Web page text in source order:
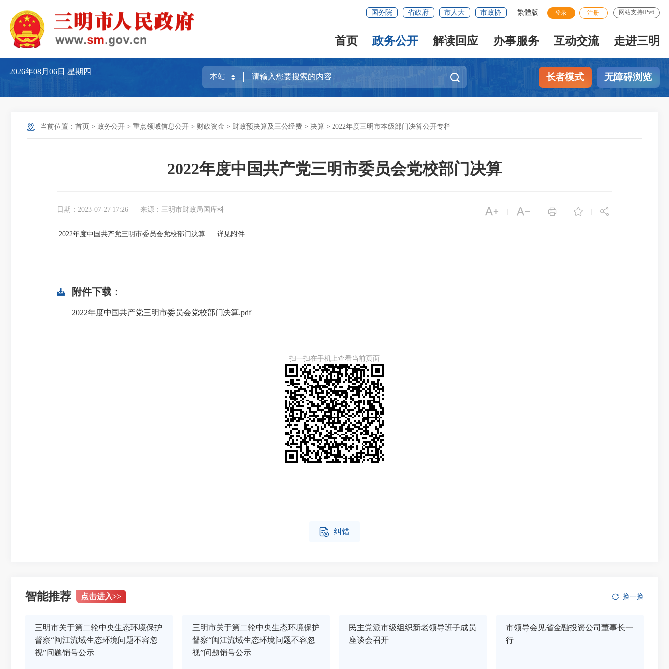
国务院 省政府 市人大 市政协 繁體版 登录 注册 网站支持IPv6
首页 政务公开 解读回应 办事服务 互动交流 走进三明
2026年08月06日星期四
长者模式 无障碍浏览
当前位置： 首页 > 政务公开 > 重点领域信息公开 > 财政资金 > 财政预决算及三公经费 > 决算 > 2022年度三明市本级部门决算公开专栏
2022年度中国共产党三明市委员会党校部门决算
日期：2023-07-27 17:26 来源：三明市财政局国库科     
2022年度中国共产党三明市委员会党校部门决算 详见附件
附件下载：
2022年度中国共产党三明市委员会党校部门决算.pdf
扫一扫在手机上查看当前页面
 纠错
智能推荐 点击进入>> 换一换
三明市关于第二轮中央生态环境保护
督察“闽江流域生态环境问题不容忽
视”问题销号公示
三明市关于第二轮中央生态环境保护
督察“闽江流域生态环境问题不容忽
视”问题销号公示
民主党派市级组织新老领导班子成员
座谈会召开
市领导会见省金融投资公司董事长一
行